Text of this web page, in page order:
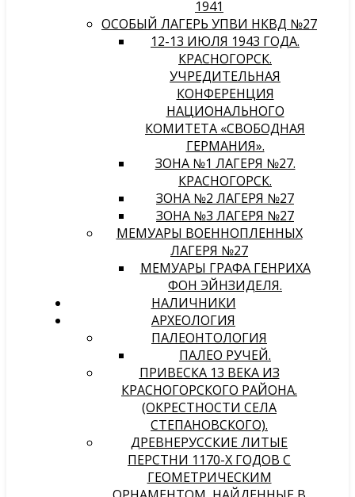
1941
ОСОБЫЙ ЛАГЕРЬ УПВИ НКВД №27
12-13 ИЮЛЯ 1943 ГОДА.
КРАСНОГОРСК.
УЧРЕДИТЕЛЬНАЯ
КОНФЕРЕНЦИЯ
НАЦИОНАЛЬНОГО
КОМИТЕТА «СВОБОДНАЯ
ГЕРМАНИЯ».
ЗОНА №1 ЛАГЕРЯ №27.
КРАСНОГОРСК.
ЗОНА №2 ЛАГЕРЯ №27
ЗОНА №3 ЛАГЕРЯ №27
МЕМУАРЫ ВОЕННОПЛЕННЫХ
ЛАГЕРЯ №27
МЕМУАРЫ ГРАФА ГЕНРИХА
ФОН ЭЙНЗИДЕЛЯ.
НАЛИЧНИКИ
АРХЕОЛОГИЯ
ПАЛЕОНТОЛОГИЯ
ПАЛЕО РУЧЕЙ.
ПРИВЕСКА 13 ВЕКА ИЗ
КРАСНОГОРСКОГО РАЙОНА.
(ОКРЕСТНОСТИ СЕЛА
СТЕПАНОВСКОГО).
ДРЕВНЕРУССКИЕ ЛИТЫЕ
ПЕРСТНИ 1170-Х ГОДОВ С
ГЕОМЕТРИЧЕСКИМ